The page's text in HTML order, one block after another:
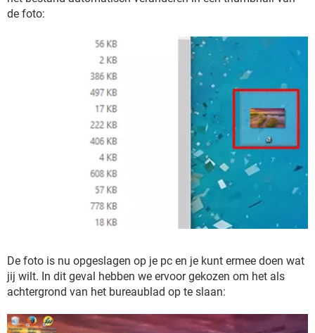
de foto:
De foto is nu opgeslagen op je pc en je kunt ermee doen wat
jij wilt. In dit geval hebben we ervoor gekozen om het als
achtergrond van het bureaublad op te slaan: